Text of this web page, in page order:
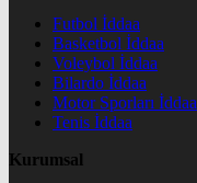
Futbol İddaa
Basketbol İddaa
Voleybol İddaa
Bilardo İddaa
Motor Sporları İddaa
Tenis İddaa
Kurumsal